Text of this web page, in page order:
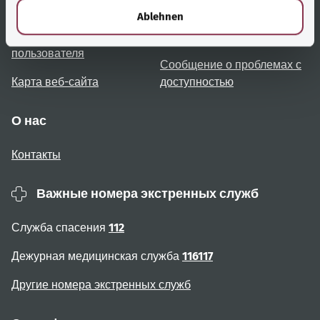
Ablehnen
Обзор тем
Примечания для
пользователя
Карта веб-сайта
Доступность
Сообщение о проблемах с
доступностью
О нас
Контакты
Важные номера экстренных служб
Служба спасения 112
Дежурная медицинская служба 116117
Другие номера экстренных служб